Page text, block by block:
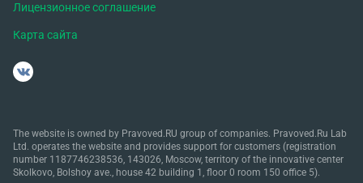
Лицензионное соглашение
Карта сайта
The website is owned by Pravoved.RU group of companies. Pravoved.Ru Lab
Ltd. operates the website and provides support for customers (registration
number 1187746238536, 143026, Moscow, territory of the innovative center
Skolkovo, Bolshoy ave., house 42 building 1, floor 0 room 150 office 5).